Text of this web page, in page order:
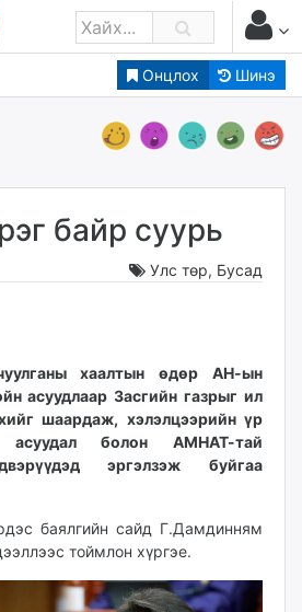
Онцлох Шинэ
байр суурь
Улс төр, Бусад
хаалтын өдөр АН-ын
асуудлаар Засгийн газрыг ил
шаардаж, хэлэлцээрийн үр
асуудал болон АМНАТ-тай
эргэлзэж буйгаа
баялгийн сайд Г.Дамдинням
тоймлон хүргэе.